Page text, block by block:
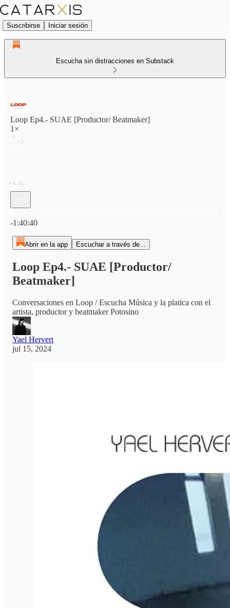
Suscribirse Iniciar sesión
Escucha sin distracciones en Substack
Loop Ep4.- SUAE [Productor/ Beatmaker]
1×
-1:40:40
Abrir en la app Escuchar a través de...
Loop Ep4.- SUAE [Productor/
Beatmaker]
Conversaciones en Loop / Escucha Música y la platica con el
artista, productor y beatmaker Potosino
Yael Hervert
jul 15, 2024